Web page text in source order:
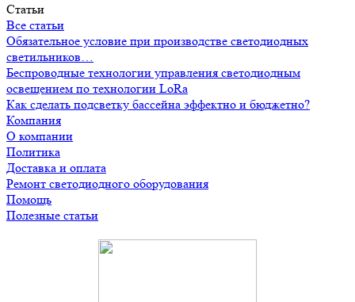
Статьи
Все статьи
Обязательное условие при производстве светодиодных
светильников…
Беспроводные технологии управления светодиодным
освещением по технологии LoRa
Как сделать подсветку бассейна эффектно и бюджетно?
Компания
О компании
Политика
Доставка и оплата
Ремонт светодиодного оборудования
Помощь
Полезные статьи